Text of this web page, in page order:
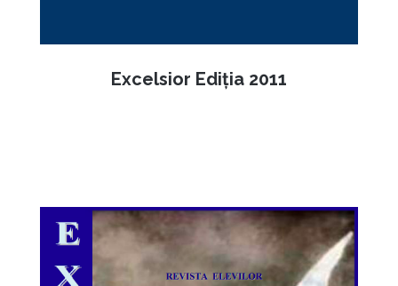
Excelsior Ediția 2011